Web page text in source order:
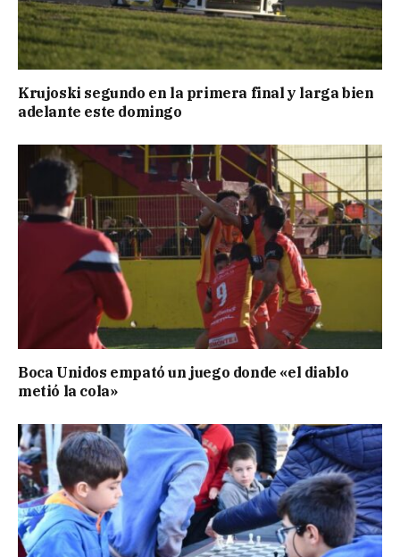
Krujoski segundo en la primera final y larga bien
adelante este domingo
Boca Unidos empató un juego donde «el diablo
metió la cola»